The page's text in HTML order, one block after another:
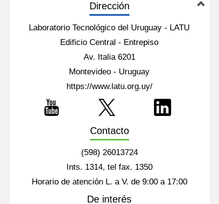
Dirección
Laboratorio Tecnológico del Uruguay - LATU
Edificio Central - Entrepiso
Av. Italia 6201
Montevideo - Uruguay
https://www.latu.org.uy/
Contacto
(598) 26013724
Ints. 1314, tel fax. 1350
Horario de atención L. a V. de 9:00 a 17:00
De interés